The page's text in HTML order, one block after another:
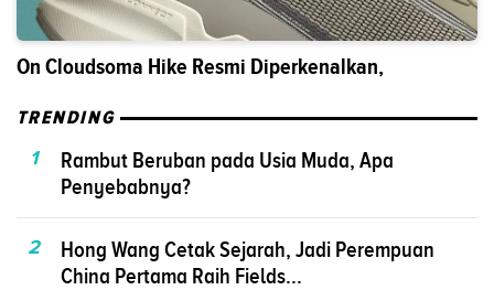
On Cloudsoma Hike Resmi Diperkenalkan,
TRENDING
1
Rambut Beruban pada Usia Muda, Apa
Penyebabnya?
2
Hong Wang Cetak Sejarah, Jadi Perempuan
China Pertama Raih Fields...